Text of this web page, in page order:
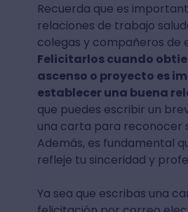
Recuerda que es
relaciones de trabajo
colegas y compañeros de
Felicitarlos cuando
ascenso o proyecto es
establecer una buena
que puedes escribir un
una carta para reconocer
Además, es fundamental
refleje tu sinceridad y
Ya sea que escribas una